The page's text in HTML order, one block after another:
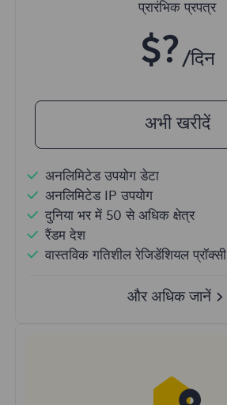
प्रारंभिक प्रपत्र
$? /दिन
अभी खरीदें
अनलिमिटेड उपयोग डेटा
अनलिमिटेड IP उपयोग
दुनिया भर में 50 से अधिक क्षेत्र
रैंडम देश
वास्तविक गतिशील रेजिडेंशियल प्रॉक्सी
और अधिक जानें